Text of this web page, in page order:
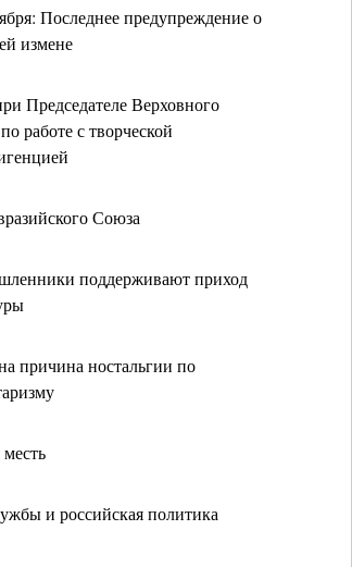
Последнее предупреждение о
измене
Председателе Верховного
работе с творческой
Союза
поддерживают приход
причина ностальгии по
и российская политика